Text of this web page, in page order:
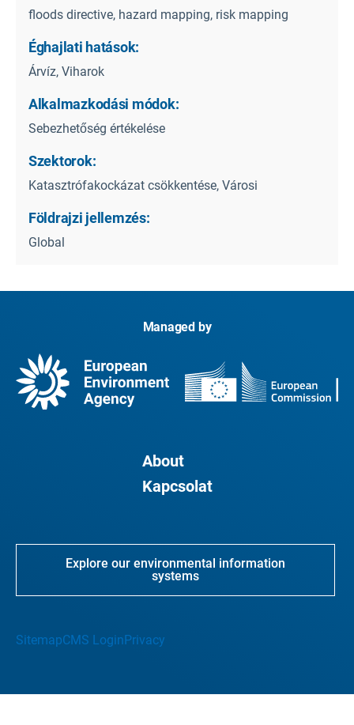
floods directive, hazard mapping, risk mapping
Éghajlati hatások:
Árvíz, Viharok
Alkalmazkodási módok:
Sebezhetőség értékelése
Szektorok:
Katasztrófakockázat csökkentése, Városi
Földrajzi jellemzés:
Global
Managed by
About
Kapcsolat
Explore our environmental information
systems
SitemapCMS LoginPrivacy